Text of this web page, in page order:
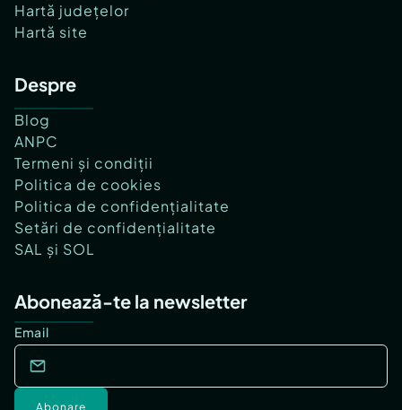
Hartă județelor
Hartă site
Despre
Blog
ANPC
Termeni și condiții
Politica de cookies
Politica de confidențialitate
Setări de confidențialitate
SAL și SOL
Abonează-te la newsletter
Email
Abonare